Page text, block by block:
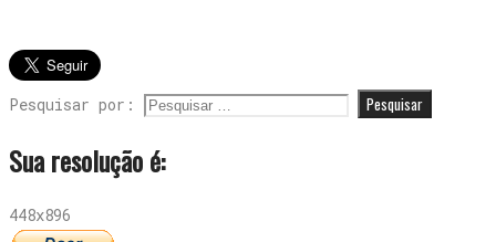
Pesquisar por:
Sua resolução é:
448x896